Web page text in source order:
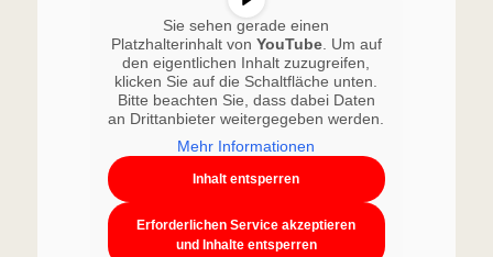
Sie sehen gerade einen
Platzhalterinhalt von YouTube. Um auf
den eigentlichen Inhalt zuzugreifen,
klicken Sie auf die Schaltfläche unten.
Bitte beachten Sie, dass dabei Daten
an Drittanbieter weitergegeben werden.
Mehr Informationen
Inhalt entsperren
Erforderlichen Service akzeptieren
und Inhalte entsperren